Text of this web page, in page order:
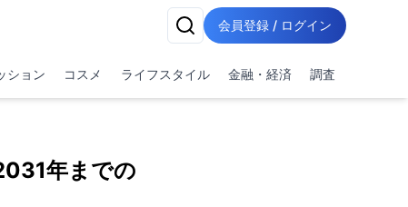
会員登録 / ログイン
ション コスメ ライフスタイル 金融・経済 調査
年までの